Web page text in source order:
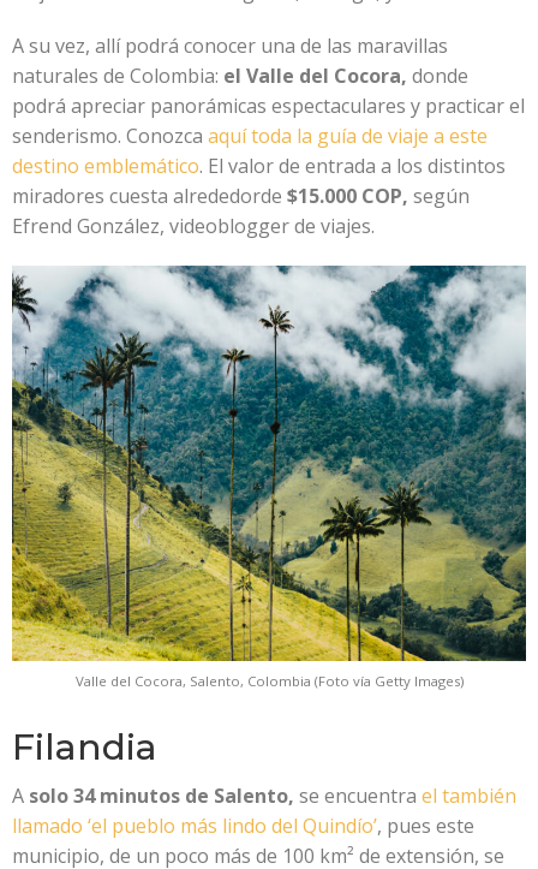
A su vez, allí podrá conocer una de las maravillas
naturales de Colombia: el Valle del Cocora, donde
podrá apreciar panorámicas espectaculares y practicar el
senderismo. Conozca aquí toda la guía de viaje a este
destino emblemático. El valor de entrada a los distintos
miradores cuesta alrededorde $15.000 COP, según
Efrend González, videoblogger de viajes.
Valle del Cocora, Salento, Colombia (Foto vía Getty Images)
Filandia
A solo 34 minutos de Salento, se encuentra el también
llamado ‘el pueblo más lindo del Quindío’, pues este
municipio, de un poco más de 100 km² de extensión, se